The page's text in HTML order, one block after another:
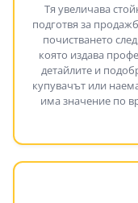
Тя увеличава
подготвя за
почистването
която издава
детайлите и
купувачът или
има значение по